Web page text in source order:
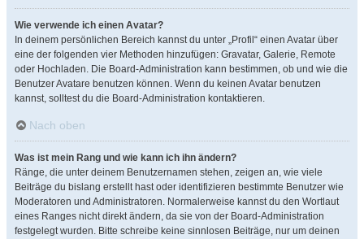
Wie verwende ich einen Avatar?
In deinem persönlichen Bereich kannst du unter „Profil“ einen Avatar über
eine der folgenden vier Methoden hinzufügen: Gravatar, Galerie, Remote
oder Hochladen. Die Board-Administration kann bestimmen, ob und wie die
Benutzer Avatare benutzen können. Wenn du keinen Avatar benutzen
kannst, solltest du die Board-Administration kontaktieren.
Nach oben
Was ist mein Rang und wie kann ich ihn ändern?
Ränge, die unter deinem Benutzernamen stehen, zeigen an, wie viele
Beiträge du bislang erstellt hast oder identifizieren bestimmte Benutzer wie
Moderatoren und Administratoren. Normalerweise kannst du den Wortlaut
eines Ranges nicht direkt ändern, da sie von der Board-Administration
festgelegt wurden. Bitte schreibe keine sinnlosen Beiträge, nur um deinen